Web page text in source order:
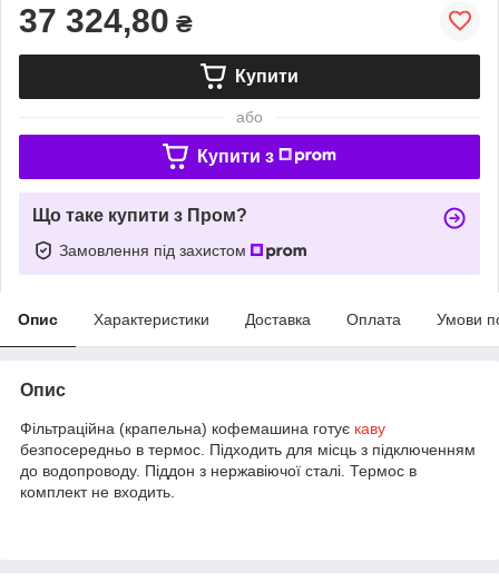
37 324,80 ₴
Купити
або
Купити з
Що таке купити з Пром?
Замовлення під захистом
Опис Характеристики Доставка Оплата Умови
Опис
Фільтраційна (крапельна) кофемашина готує каву
безпосередньо в термос. Підходить для місць з підключенням
до водопроводу. Піддон з нержавіючої сталі. Термос в
комплект не входить.